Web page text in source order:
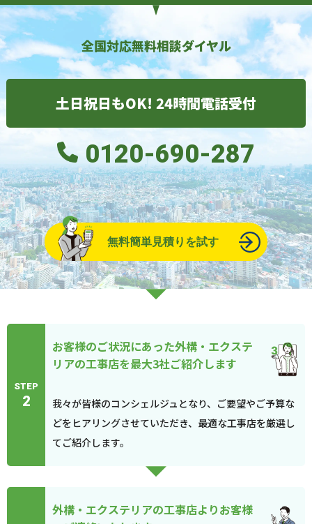
全国対応無料相談ダイヤル
土日祝日もOK! 24時間電話受付
0120-690-287
無料簡単見積りを試す
STEP
2
お客様のご状況にあった外構・エクステ
リアの工事店を最大3社ご紹介します
我々が皆様のコンシェルジュとなり、ご要望やご予算な
どをヒアリングさせていただき、最適な工事店を厳選し
てご紹介します。
外構・エクステリアの工事店よりお客様